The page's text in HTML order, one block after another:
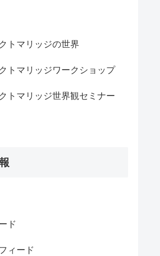
トマリッジの世界
トマリッジワークショップ
トマリッジ世界観セミナー
ド
ィード